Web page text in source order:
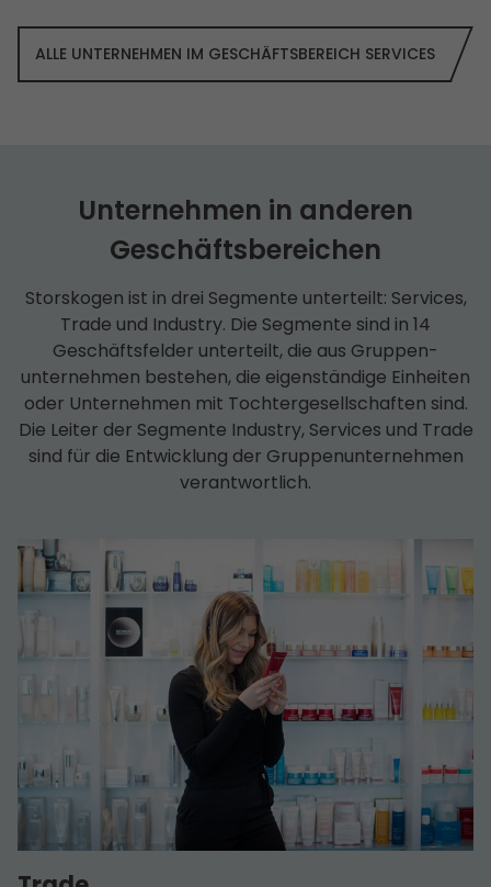
ALLE UNTERNEHMEN IM GESCHÄFTS­BEREICH SERVICES
Unternehmen in anderen
Geschäfts­bereichen
Storskogen ist in drei Segmente unterteilt: Services,
Trade und Industry. Die Segmente sind in 14
Geschäfts­felder unterteilt, die aus Gruppen­
unternehmen bestehen, die eigenständige Einheiten
oder Unternehmen mit Tochter­­gesell­schaften sind.
Die Leiter der Segmente Industry, Services und Trade
sind für die Entwicklung der Gruppen­unternehmen
verantwortlich.